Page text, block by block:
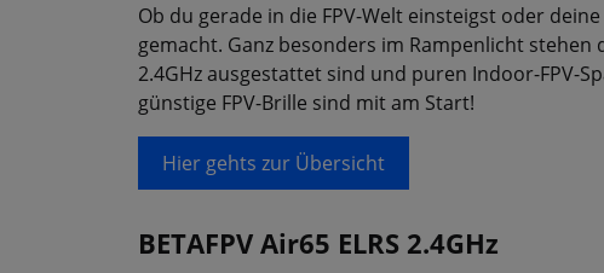
Ob du gerade in die FPV-Welt einsteigst oder
gemacht. Ganz besonders im Rampenlicht stehen
2.4GHz ausgestattet sind und puren Indoor-FPV-
günstige FPV-Brille sind mit am Start!
Hier gehts zur Übersicht
BETAFPV Air65 ELRS 2.4GHz